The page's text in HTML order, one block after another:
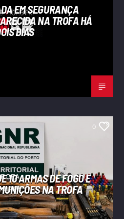
EM SEGURANÇA
NA TROFA HÁ
DIAS
0
10 ARMAS DE FOGO E
NA TROFA